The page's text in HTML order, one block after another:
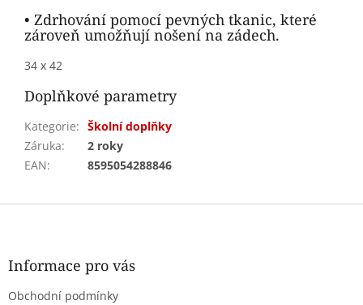
• Zdrhování pomocí pevných tkanic, které
zároveň umožňují nošení na zádech.
34 x 42
Doplňkové parametry
Kategorie: Školní doplňky
Záruka:
2 roky
EAN: 8595054288846
Z
Informace pro vás
Obchodní podmínky